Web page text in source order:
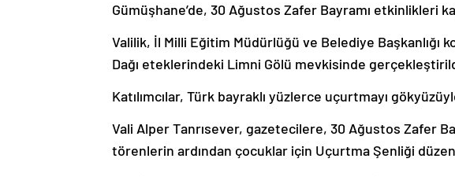
Gümüşhane’de, 30 Ağustos Zafer Bayramı etkinlikleri
Valilik, İl Milli Eğitim Müdürlüğü ve Belediye Başkanlığı
Dağı eteklerindeki Limni Gölü mevkisinde
Katılımcılar, Türk bayraklı yüzlerce uçurtmayı
Vali Alper Tanrısever, gazetecilere, 30 Ağustos Zafer
törenlerin ardından çocuklar için Uçurtma Şenliği